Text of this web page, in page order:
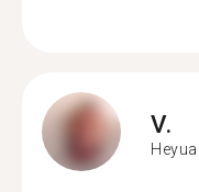
V.